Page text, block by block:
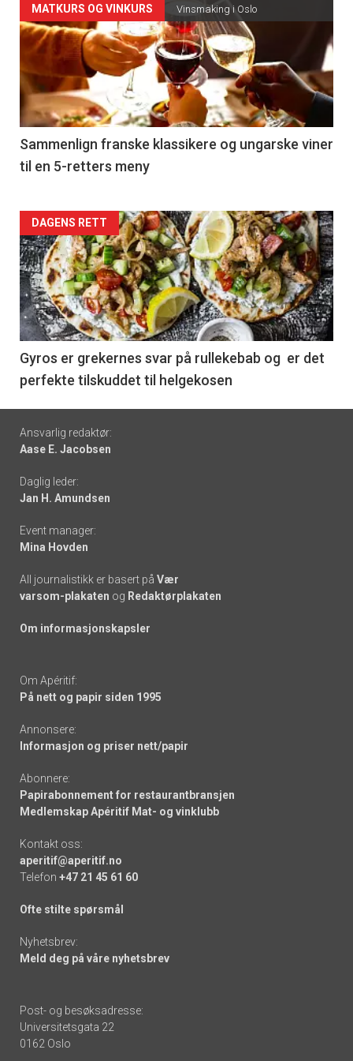
Forsiden
akkurat
nå
-
5
MATKURS OG VINKURS Vinsmaking i Oslo
Sammenlign franske klassikere og ungarske viner
til en 5-retters meny
Forsiden
akkurat
nå
-
6
DAGENS RETT
Gyros er grekernes svar på rullekebab og er det
perfekte tilskuddet til helgekosen
Footer
-
links
Ansvarlig redaktør:
Aase E. Jacobsen
Daglig leder:
Jan H. Amundsen
Event manager:
Mina Hovden
All journalistikk er basert på Vær
varsom-plakaten og Redaktørplakaten
Om informasjonskapsler
Om Apéritif:
På nett og papir siden 1995
Annonsere:
Informasjon og priser nett/papir
Abonnere:
Papirabonnement for restaurantbransjen
Medlemskap Apéritif Mat- og vinklubb
Kontakt oss:
aperitif@aperitif.no
Telefon +47 21 45 61 60
Ofte stilte spørsmål
Nyhetsbrev:
Meld deg på våre nyhetsbrev
Post- og besøksadresse:
Universitetsgata 22
0162 Oslo